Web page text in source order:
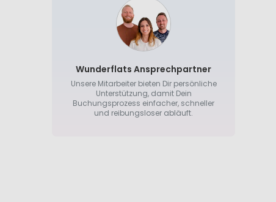
Wunderflats Ansprechpartner
Unsere Mitarbeiter bieten Dir persönliche
Unterstützung, damit Dein
Buchungsprozess einfacher, schneller
und reibungsloser abläuft.